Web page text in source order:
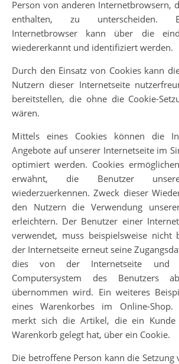
Person von anderen Internetbrowsern,
enthalten, zu unterscheiden.
Internetbrowser kann über die
wiedererkannt und identifiziert werden.
Durch den Einsatz von Cookies kann
Nutzern dieser Internetseite
bereitstellen, die ohne die Cookie-
wären.
Mittels eines Cookies können die
Angebote auf unserer Internetseite im
optimiert werden. Cookies
erwähnt, die Benutzer
wiederzuerkennen. Zweck dieser
den Nutzern die Verwendung
erleichtern. Der Benutzer einer
verwendet, muss beispielsweise nicht
der Internetseite erneut seine
dies von der Internetseite
Computersystem des Benutzers
übernommen wird. Ein weiteres
eines Warenkorbes im Online-Shop.
merkt sich die Artikel, die ein
Warenkorb gelegt hat, über ein Cookie.
Die betroffene Person kann die Setzung